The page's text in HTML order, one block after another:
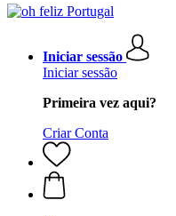
Iniciar sessão
Iniciar sessão
Primeira vez aqui?
Criar Conta